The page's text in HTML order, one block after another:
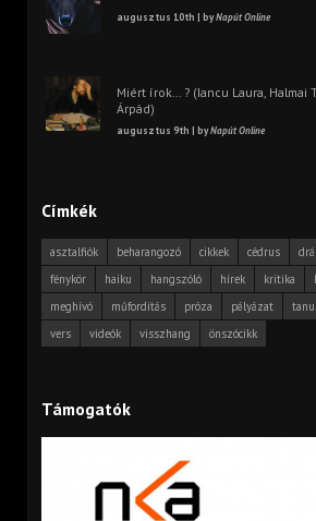
augusztus 10th | byNapút Online
Miért írok… ? (Iancu Laura, Halmai
Árpád)
augusztus 9th | byNapút Online
Címkék
asztalfiók beharangozó cikkek cédrus
fénykör
haiku hangszóló hírek kritika
meghívó
műfordítás próza pályázat
vers
videók visszhang önszócikk
Támogatók